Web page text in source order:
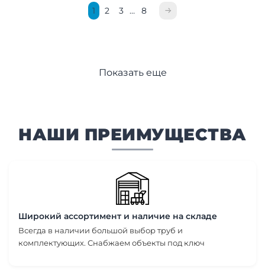
1 2 3 … 8
Показать еще
НАШИ ПРЕИМУЩЕСТВА
Широкий ассортимент и наличие на складе
Всегда в наличии большой выбор труб и
комплектующих. Снабжаем объекты под ключ